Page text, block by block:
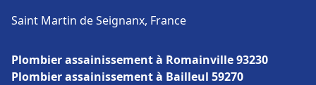
Saint Martin de Seignanx, France
Plombier assainissement à Romainville 93230
Plombier assainissement à Bailleul 59270